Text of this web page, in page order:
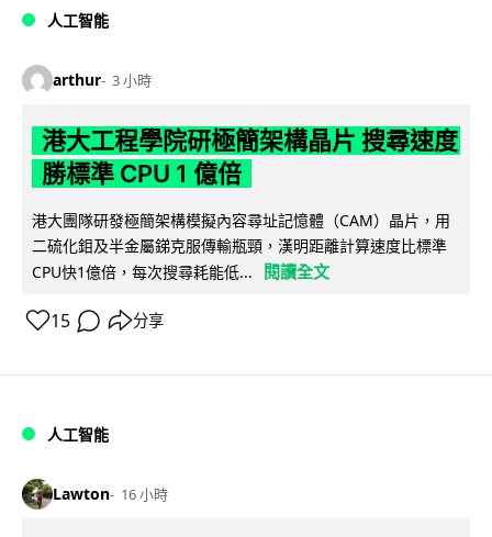
人工智能
arthur 3 小時
港大工程學院研極簡架構晶片 搜尋速度
勝標準 CPU 1 億倍
港大團隊研發極簡架構模擬內容尋址記憶體（CAM）晶片，用
二硫化鉬及半金屬銻克服傳輸瓶頸，漢明距離計算速度比標準
CPU快1億倍，每次搜尋耗能低...
閱讀全文
15 分享
人工智能
Lawton 16 小時